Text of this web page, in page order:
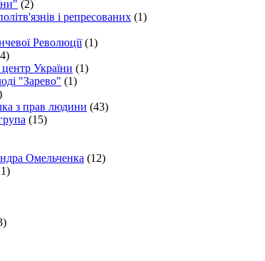
(2)
і репресованих (1)
Революції(1)
України (1)
"Зарево" (1)
з прав людини (43)
(15)
Омельченка (12)